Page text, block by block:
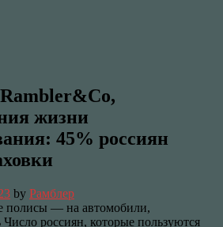
жизни
45% россиян
by Рамблер
полисы — на автомобили,
россиян, которые пользуются